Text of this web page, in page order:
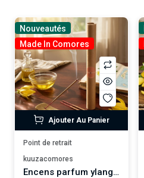
Nouveautés
Made In Comores
Ajouter Au Panier
Point de retrait
kuuzacomores
Encens parfum ylang-ylang WUTAMU